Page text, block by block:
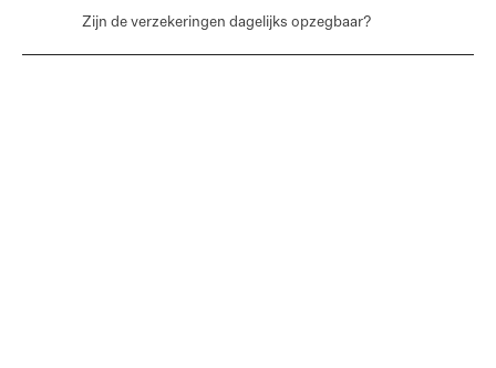
Zijn de verzekeringen dagelijks opzegbaar?